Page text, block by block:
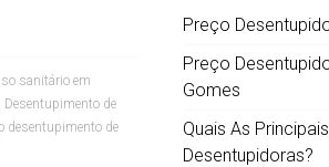
sanitário em
Desentupimento de
desentupimento de
Preço
Preço
Gomes
Quais As
Desentupidoras?